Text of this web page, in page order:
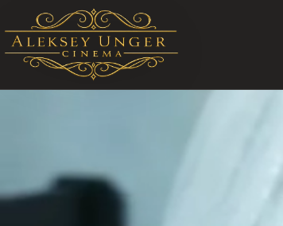
STARTSEITE ALEKSEY UNGER CINEMA